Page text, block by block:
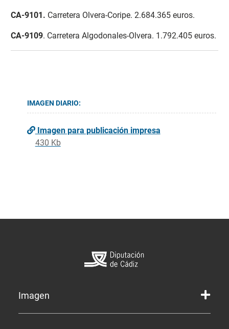
CA-9101. Carretera Olvera-Coripe. 2.684.365 euros.
CA-9109. Carretera Algodonales-Olvera. 1.792.405 euros.
IMAGEN DIARIO:
Imagen para publicación impresa
430 Kb
Imagen